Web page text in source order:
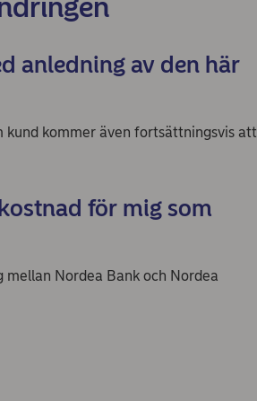
anledning av den här
kund kommer även fortsättningsvis att
för mig som
Nordea Bank och Nordea